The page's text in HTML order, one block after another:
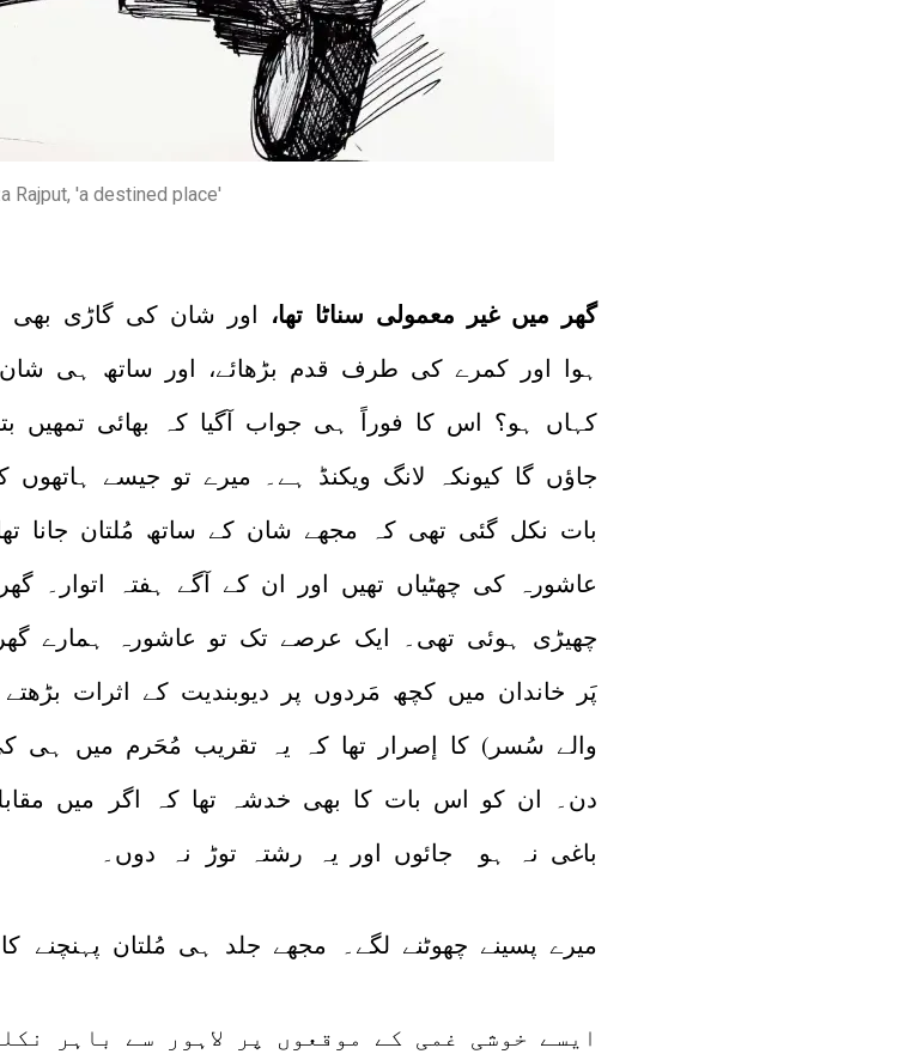
Rajput, 'a destined place'
گھر میں غیر معمولی سناٹا تھا، اور شان کی گاڑی بھی
ہوا اور کمرے کی طرف قدم بڑھائے، اور ساتھ ہی
کہاں ہو؟ اس کا فوراً ہی جواب آگیا کہ بھائی تمھیں
جاؤں گا کیونکہ لانگ ویکنڈ ہے۔ میرے تو جیسے
بات نکل گئی تھی کہ مجھے شان کے ساتھ مُلتان جانا
عاشورہ کی چھٹیاں تھیں اور ان کے آگے ہفتہ اتوار۔
چھیڑی ہوئی تھی۔ ایک عرصے تک تو عاشورہ ہمارے
پَر خاندان میں کچھ مَردوں پر دیوبندیت کے اثرات
والے سُسر) کا إصرار تھا کہ یہ تقریب مُحَرم میں
دن۔ ان کو اس بات کا بھی خدشہ تھا کہ اگر میں
باغی نہ ہو جائوں اور یہ رشتہ توڑ نہ دوں۔
میرے پسینے چھوٹنے لگے۔ مجھے جلد ہی مُلتان پہنچنے
ایسے خوشی غمی کے موقعوں پر لاہور سے باہر